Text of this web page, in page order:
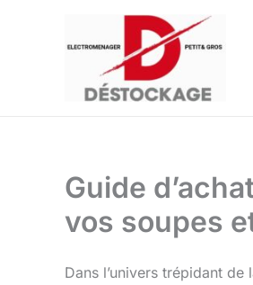
Guide
vos soupes
Dans l’univers trépidant